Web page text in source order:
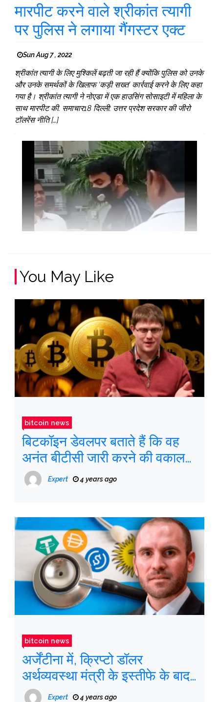
मारपीट करने वाले श्रीकांत त्यागी
पर पुलिस ने लगाया गैंगस्टर एक्ट
Sun Aug 7 , 2022
श्रीकांत त्यागी के लिए मुश्किलें बढ़ती जा रही हैं क्योंकि पुलिस को उनके
और उनके समर्थकों के खिलाफ ‘कड़ी सख्त’ कार्रवाई करने के लिए कहा
गया है। श्रीकांत त्यागी ने नोएडा में एक हाउसिंग सोसाइटी में महिला के
साथ मारपीट की. समाचार18 दिल्ली: उत्तर प्रदेश सरकार की जीरो
टॉलरेंस नीति […]
You May Like
bitcoin news
बिटकॉइन डेवलपर बताते हैं कि वह
अनंत बीटीसी जारी करने की वकालत
क्यों करता है
Expert 4 years ago
bitcoin news
अर्जेंटीना में, क्रिप्टो डॉलर
अर्थव्यवस्था मंत्री के इस्तीफे के बाद
चढ़ता हैExpert 4 years ago